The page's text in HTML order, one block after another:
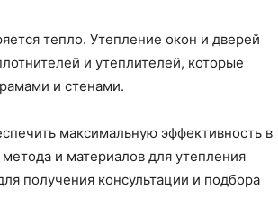
тепло. Утепление окон и дверей
и утеплителей, которые
и стенами.
максимальную эффективность в
и материалов для утепления
получения консультации и подбора